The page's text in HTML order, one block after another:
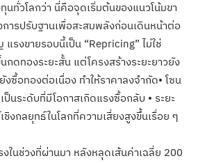
ทั่วโลกว่า นี่คือจุดเริ่มต้นของแนวโน้มขา
การปรับฐานเพื่อสะสมพลังก่อนเดินหน้าต่อ
แรงขายรอบนี้เป็น “Repricing” ไม่ใช่
กดทองระยะสั้น แต่โครงสร้างระยะยาวยัง
งซื้อทองต่อเนื่อง ทำให้ราคาลงจำกัด• โซน
นระดับที่มีโอกาสเกิดแรงซื้อกลับ • ระยะ
งกลยุทธ์ในโลกที่ความเสี่ยงสูงขึ้นเรื่อย ๆ
ในช่วงที่ผ่านมา หลังหลุดเส้นค่าเฉลี่ย 200